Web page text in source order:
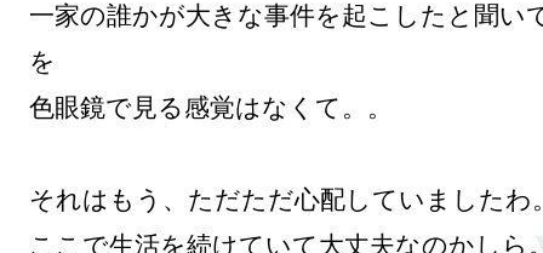
一家の誰かが大きな事件を起こしたと聞い
を
色眼鏡で見る感覚はなくて。。
それはもう、ただただ心配していましたわ
ここで生活を続けていて大丈夫なのかしら